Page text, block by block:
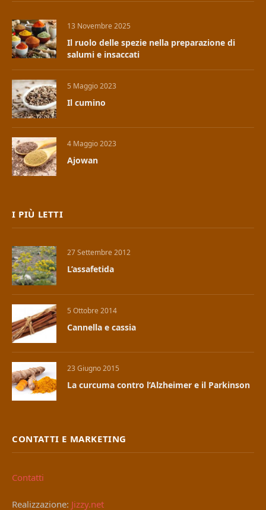
13 Novembre 2025
Il ruolo delle spezie nella preparazione di
salumi e insaccati
5 Maggio 2023
Il cumino
4 Maggio 2023
Ajowan
I PIÙ LETTI
27 Settembre 2012
L’assafetida
5 Ottobre 2014
Cannella e cassia
23 Giugno 2015
La curcuma contro l’Alzheimer e il Parkinson
CONTATTI E MARKETING
Contatti
Realizzazione: Jizzy.net